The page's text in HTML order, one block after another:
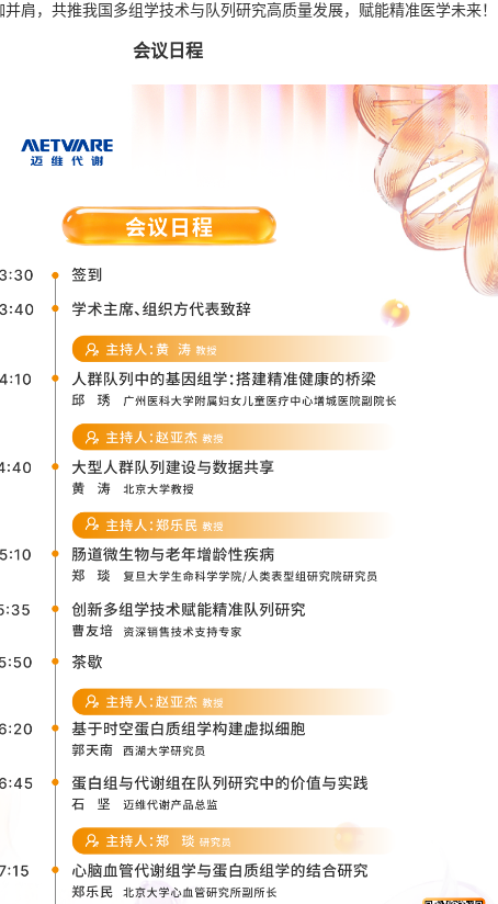
肩，共推我国多组学技术与队列研究高质量发展，赋能精准医学未来！
会议日程